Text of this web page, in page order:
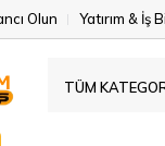
Olun Yatırım & İş
TÜM